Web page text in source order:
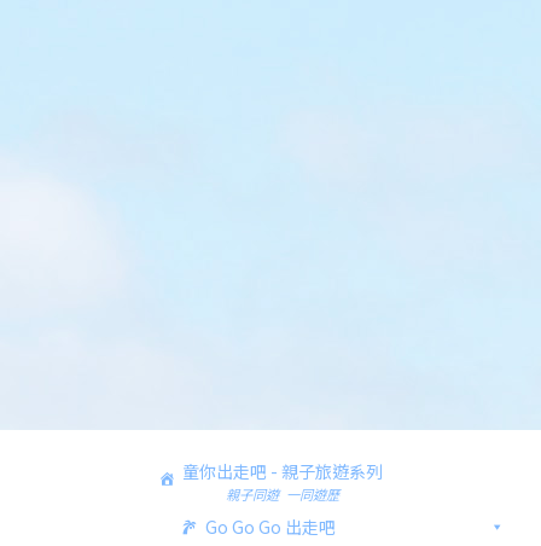
童你出走吧 - 親子旅遊系列
親子同遊 一同遊歷
Go Go Go 出走吧